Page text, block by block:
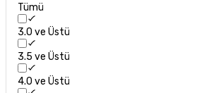
Tümü
3.0 ve Üstü
3.5 ve Üstü
4.0 ve Üstü